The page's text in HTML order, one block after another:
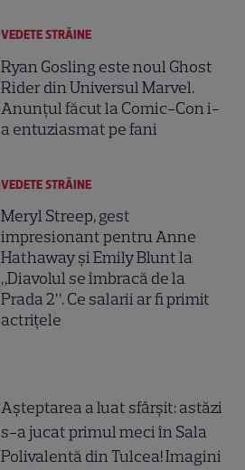
VEDETE STRĂINE
Ryan Gosling este noul Ghost
Rider din Universul Marvel.
Anunțul făcut la Comic-Con i-
a entuziasmat pe fani
VEDETE STRĂINE
Meryl Streep, gest
impresionant pentru Anne
Hathaway și Emily Blunt la
„Diavolul se îmbracă de la
Prada 2”. Ce salarii ar fi primit
actrițele
Așteptarea a luat sfârșit: astăzi
s-a jucat primul meci în Sala
Polivalentă din Tulcea! Imagini